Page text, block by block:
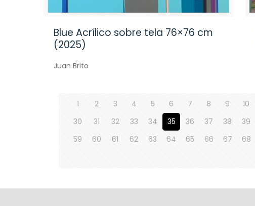
Blue Acrílico sobre tela 76×76 cm
(2025)
Juan Brito
1 2 3 4 5 6 7 8 9 10
30
31 32 33 34 35 36 37 38 39
59
60 61 62 63 64 65 66 67 68